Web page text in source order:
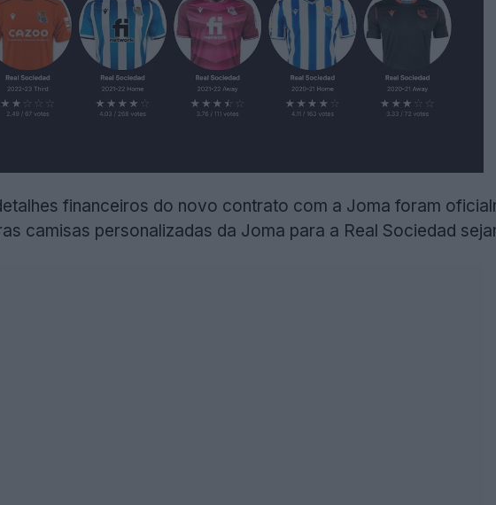
financeiros do novo contrato com a Joma foram
camisas personalizadas da Joma para a Real Sociedad